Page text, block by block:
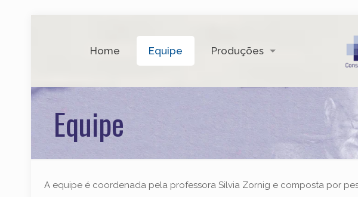
Home Equipe Produções
Equipe
A equipe é coordenada pela professora Silvia Zornig e composta por